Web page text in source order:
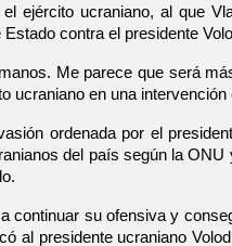
ejército ucraniano, al que
contra el presidente
Me parece que será
ucraniano en una
ordenada por el
del país según la
continuar su ofensiva y
al presidente ucraniano